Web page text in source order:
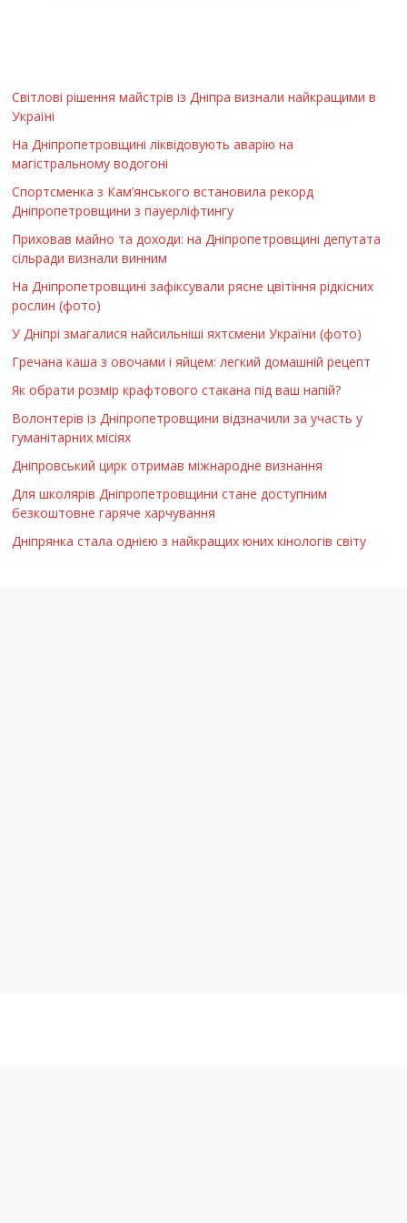
Світлові рішення майстрів із Дніпра визнали найкращими в
Україні
На Дніпропетровщині ліквідовують аварію на
магістральному водогоні
Спортсменка з Кам’янського встановила рекорд
Дніпропетровщини з пауерліфтингу
Приховав майно та доходи: на Дніпропетровщині депутата
сільради визнали винним
На Дніпропетровщині зафіксували рясне цвітіння рідкісних
рослин (фото)
У Дніпрі змагалися найсильніші яхтсмени України (фото)
Гречана каша з овочами і яйцем: легкий домашній рецепт
Як обрати розмір крафтового стакана під ваш напій?
Волонтерів із Дніпропетровщини відзначили за участь у
гуманітарних місіях
Дніпровський цирк отримав міжнародне визнання
Для школярів Дніпропетровщини стане доступним
безкоштовне гаряче харчування
Дніпрянка стала однією з найкращих юних кінологів світу